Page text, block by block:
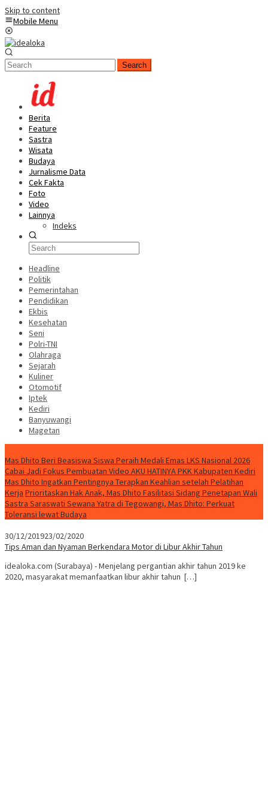
Skip to content
Mobile Menu
Search
Berita
Feature
Sastra
Wisata
Budaya
Jurnalisme Data
Cek Fakta
Foto
Video
Lainnya
Indeks
Headline
Politik
Pemerintahan
Pendidikan
Ekbis
Kesehatan
Seni
Polri-TNI
Olahraga
Sejarah
Kuliner
Otomotif
Iptek
Kediri
Banyuwangi
Magetan
Mas Dhito Beri Beasiswa Siswa Peraih Medali Emas LKS Nasional 2026
Cabai Jadi Fokus Pembuatan Video AKU HATINYA PKK Kabupaten Kediri
Mas Dhito Ingatkan Pentingnya Terapkan Keahlian setelah Pelatihan
Kerja Prioritaskan Hak Anak, Mas Dhito Fasilitasi Sidang Penetapan Wali
Sastra Saraswati Sewana Yatra di Tegowangi, Mas Dhito: Perkuat
Toleransi lewat Budaya
30/12/201923/02/2020
Tips Aman dan Nyaman Berkendara Motor di Libur Akhir Tahun
idealoka.com (Surabaya) - Menjelang pergantian akhir tahun 2019 ke
2020, masyarakat memanfaatkan libur akhir tahun […]